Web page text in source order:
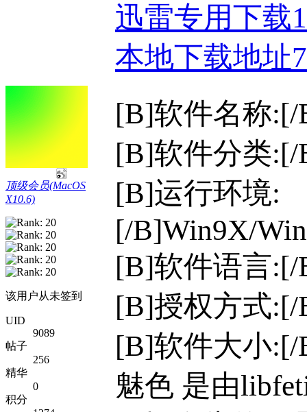
顶级会员(MacOS
X10.6)
该用户从未签到
UID
9089
帖子
256
精华
0
积分
迅雷专用下载
本地下载地址
[B]软件名称
[B]软件分类
[B]运行环境:
[/B]Win9X/
[B]软件语言
[B]授权方式
[B]软件大小:[/
魅色 是由